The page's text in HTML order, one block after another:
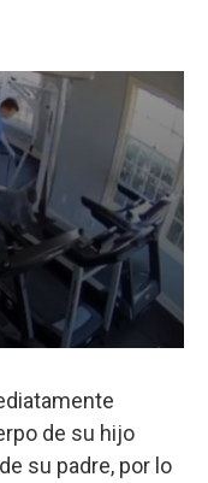
de su hijo
su padre, por lo